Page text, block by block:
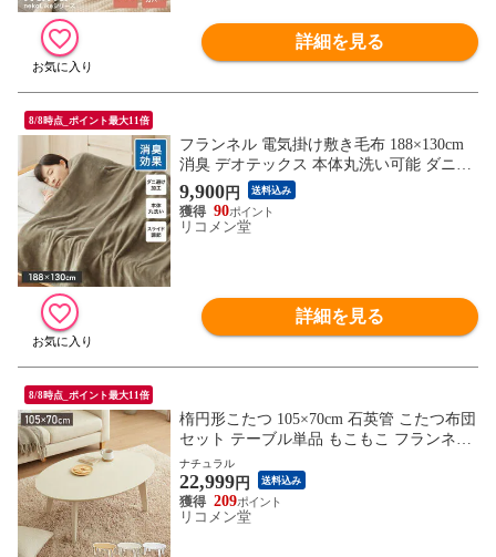
詳細を見る
8/8時点_ポイント最大11倍
フランネル 電気掛け敷き毛布 188×130cm
消臭 デオテックス 本体丸洗い可能 ダニ退
治 スライド調節 室温センサー 電気毛布
9,900円 送料込み
90
リコメン堂
詳細を見る
8/8時点_ポイント最大11倍
楕円形こたつ 105×70cm 石英管 こたつ布団
セット テーブル単品 もこもこ フランネル
こたつテーブル 楕円形 こたつ テーブル ヴ
ィンテージ こたつ 掛け布団 センターテー
ブル【送料無料】
ナチュラル
22,999円 送料込み
209
リコメン堂